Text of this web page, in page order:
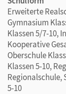
Erweiterte
Gymnasium
Klassen 5/7-10,
Kooperative
Oberschule
Klassen 5-10,
Regionalschule,
5-10